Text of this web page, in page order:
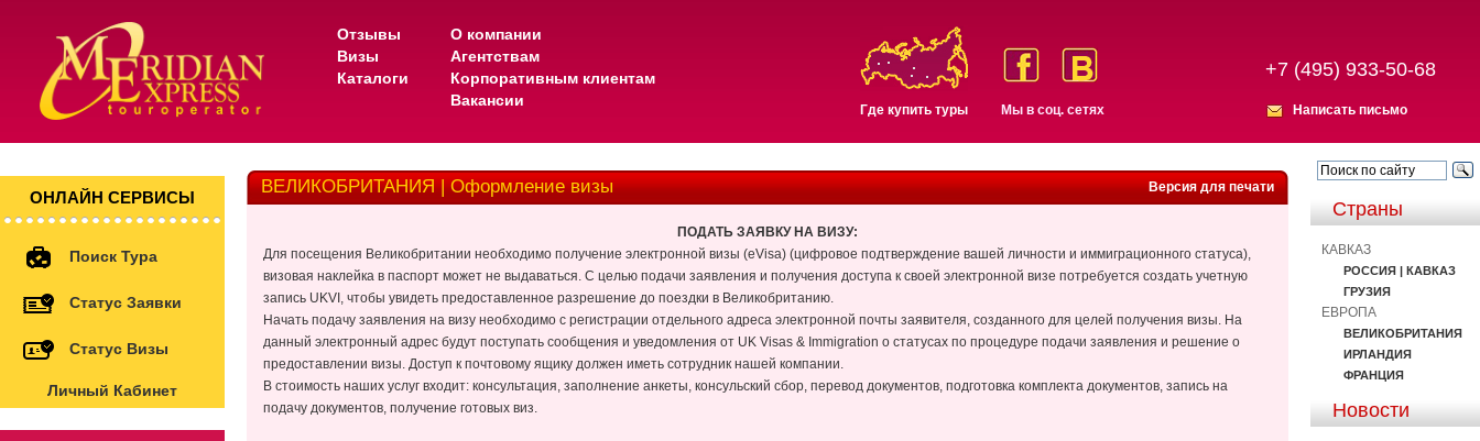
Отзывы
Визы
Каталоги
О компании
Агентствам
Корпоративным клиентам
Вакансии
Где купить туры Мы в соц. сетях
+7 (495) 933-50-68
Написать письмо
ОНЛАЙН СЕРВИСЫ
Поиск Тура
Статус Заявки
Статус Визы
Личный Кабинет
Версия для печати
ВЕЛИКОБРИТАНИЯ | Оформление визы
ПОДАТЬ ЗАЯВКУ НА ВИЗУ:
Для посещения Великобритании необходимо получение электронной визы (eVisa) (цифровое подтверждение вашей личности и иммиграционного статуса),
визовая наклейка в паспорт может не выдаваться. С целью подачи заявления и получения доступа к своей электронной визе потребуется создать учетную
запись UKVI, чтобы увидеть предоставленное разрешение до поездки в Великобританию.
Начать подачу заявления на визу необходимо с регистрации отдельного адреса электронной почты заявителя, созданного для целей получения визы. На
данный электронный адрес будут поступать сообщения и уведомления от UK Visas & Immigration о статусах по процедуре подачи заявления и решение о
предоставлении визы. Доступ к почтовому ящику должен иметь сотрудник нашей компании.
В стоимость наших услуг входит: консультация, заполнение анкеты, консульский сбор, перевод документов, подготовка комплекта документов, запись на
подачу документов, получение готовых виз.
Страны
КАВКАЗ
РОССИЯ | КАВКАЗ
ГРУЗИЯ
ЕВРОПА
ВЕЛИКОБРИТАНИЯ
ИРЛАНДИЯ
ФРАНЦИЯ
Новости